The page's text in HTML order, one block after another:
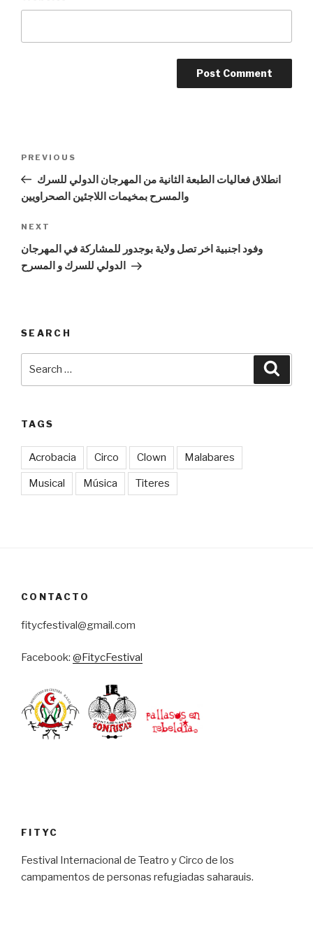
Previous
Post
PREVIOUS
انطلاق فعاليات الطبعة الثانية من المهرجان الدولي للسرك
والمسرح بمخيمات اللاجئين الصحراويين
Next
Post
NEXT
وفود اجنبية اخر تصل ولاية بوجدور للمشاركة في المهرجان
الدولي للسرك و المسرح
SEARCH
TAGS
Acrobacia Circo Clown Malabares
Musical Música Titeres
CONTACTO
fitycfestival@gmail.com
Facebook: @FitycFestival
FITYC
Festival Internacional de Teatro y Circo de los
campamentos de personas refugiadas saharauis.